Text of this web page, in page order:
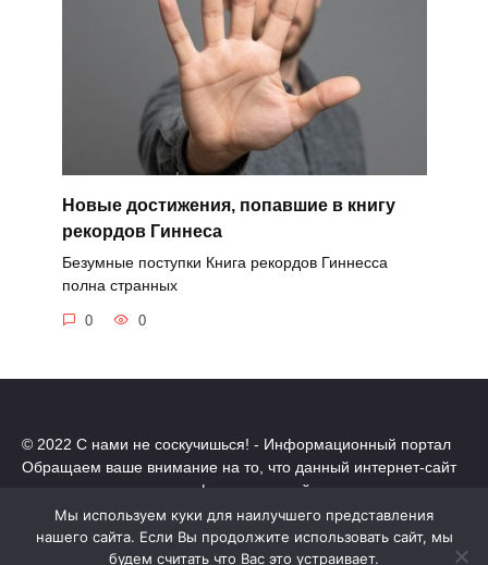
Новые достижения, попавшие в книгу
рекордов Гиннеса
Безумные поступки Книга рекордов Гиннесса
полна странных
0 0
© 2022 С нами не соскучишься! - Информационный портал
Обращаем ваше внимание на то, что данный интернет-сайт
носит исключительно информационный характер.
Все торговые марки принадлежат их владельцам. Все права
защищены.
Политика конфиденциальности
Мы используем куки для наилучшего представления
нашего сайта. Если Вы продолжите использовать сайт, мы
будем считать что Вас это устраивает.